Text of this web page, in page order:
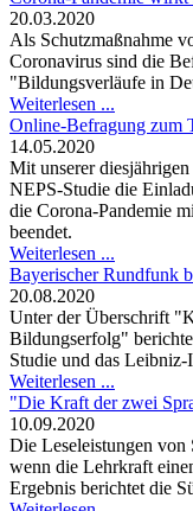
20.03.2020
Als Schutzmaßnahme
Coronavirus sind die
"Bildungsverläufe in
Weiterlesen ...
Online-Befragung zum
14.05.2020
Mit unserer
NEPS-Studie die
die Corona-Pandemie
beendet.
Weiterlesen ...
Bayerischer Rundfunk
20.08.2020
Unter der Überschrift
Bildungserfolg"
Studie und das
Weiterlesen ...
"Die Kraft der zwei
10.09.2020
Die Leseleistungen von
wenn die Lehrkraft
Ergebnis berichtet die